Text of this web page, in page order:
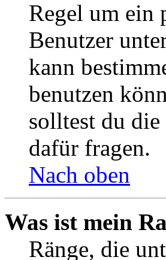
Regel um ein
Benutzer
kann
benutzen
solltest du
dafür fragen.
Nach oben
Was ist mein
Ränge, die